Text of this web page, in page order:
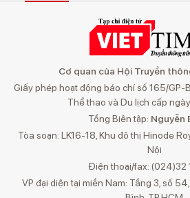
Cơ quan của Hội Truyền
Giấy phép hoạt động báo chí số 165/GP-
Thể thao và Du lịch cấp
Tổng Biên tập: Nguyễn
Tòa soạn: LK16-18, Khu đô thị Hinode
Nội
Điện thoại/fax: (024)32
VP đại diện tại miền Nam: Tầng 3, số